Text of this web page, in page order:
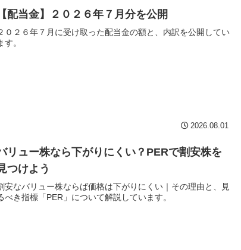
配当金】２０２６年７月分を公開
０２６年７月に受け取った配当金の額と、内訳を公開してい
す。
2026.08.01
リュー株なら下がりにくい？PERで割安株を
つけよう
安なバリュー株ならば価格は下がりにくい｜その理由と、見
べき指標「PER」について解説しています。